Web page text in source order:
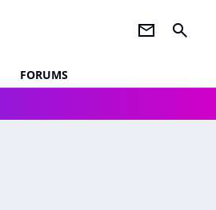
newsletter search
FORUMS